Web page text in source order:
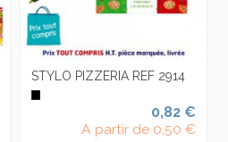
STYLO PIZZERIA REF 2914
0,82 €
A partir de 0,50 €